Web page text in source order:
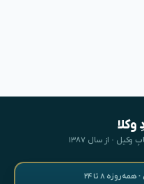
وکلا
· از سال ۱۳۸۷
۸ تا ۲۴